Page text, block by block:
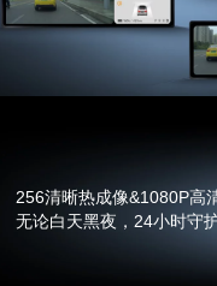
256清晰热成像&1080P高
无论白天黑夜，24小时守